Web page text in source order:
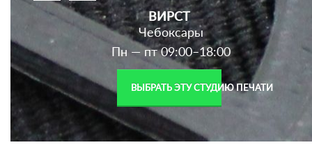
ВИРСТ
Чебоксары
Пн — пт 09:00–18:00
ВЫБРАТЬ ЭТУ СТУДИЮ ПЕЧАТИ